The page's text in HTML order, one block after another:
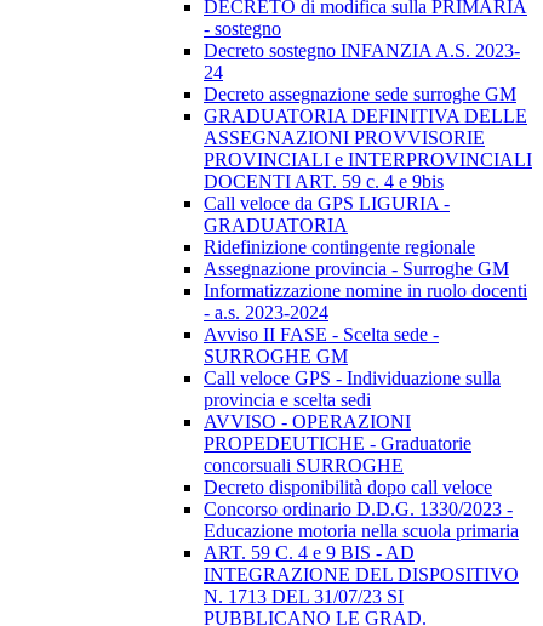
DECRETO di modifica sulla PRIMARIA
- sostegno
Decreto sostegno INFANZIA A.S. 2023-
24
Decreto assegnazione sede surroghe GM
GRADUATORIA DEFINITIVA DELLE
ASSEGNAZIONI PROVVISORIE
PROVINCIALI e INTERPROVINCIALI
DOCENTI ART. 59 c. 4 e 9bis
Call veloce da GPS LIGURIA -
GRADUATORIA
Ridefinizione contingente regionale
Assegnazione provincia - Surroghe GM
Informatizzazione nomine in ruolo docenti
- a.s. 2023-2024
Avviso II FASE - Scelta sede -
SURROGHE GM
Call veloce GPS - Individuazione sulla
provincia e scelta sedi
AVVISO - OPERAZIONI
PROPEDEUTICHE - Graduatorie
concorsuali SURROGHE
Decreto disponibilità dopo call veloce
Concorso ordinario D.D.G. 1330/2023 -
Educazione motoria nella scuola primaria
ART. 59 C. 4 e 9 BIS - AD
INTEGRAZIONE DEL DISPOSITIVO
N. 1713 DEL 31/07/23 SI
PUBBLICANO LE GRAD.